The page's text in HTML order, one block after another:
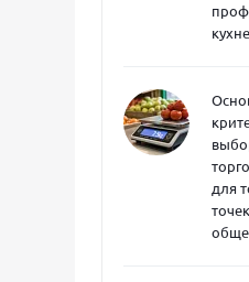
кухне
для